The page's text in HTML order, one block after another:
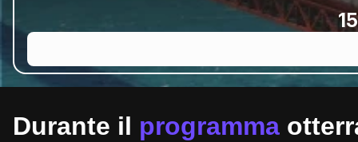
Durante il programma